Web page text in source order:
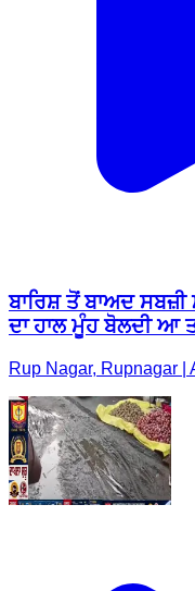
ਬਾਰਿਸ਼ ਤੋਂ ਬਾਅਦ
ਦਾ ਹਾਲ ਮੂੰਹ ਬੋਲਦੀ ਆ
Rup Nagar, Rupnagar |